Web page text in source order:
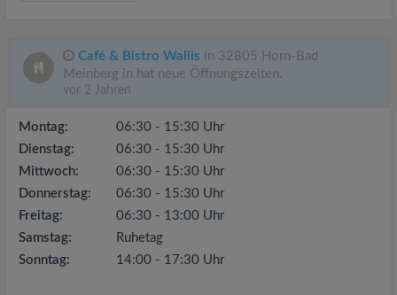
Café & Bistro Wallis in 32805 Horn-Bad
Meinberg in hat neue Öffnungszeiten.
vor 2 Jahren
Montag:
06:30 - 15:30 Uhr
Dienstag:
06:30 - 15:30 Uhr
Mittwoch:
06:30 - 15:30 Uhr
Donnerstag:
06:30 - 15:30 Uhr
Freitag:
06:30 - 13:00 Uhr
Samstag:
Ruhetag
Sonntag:
14:00 - 17:30 Uhr